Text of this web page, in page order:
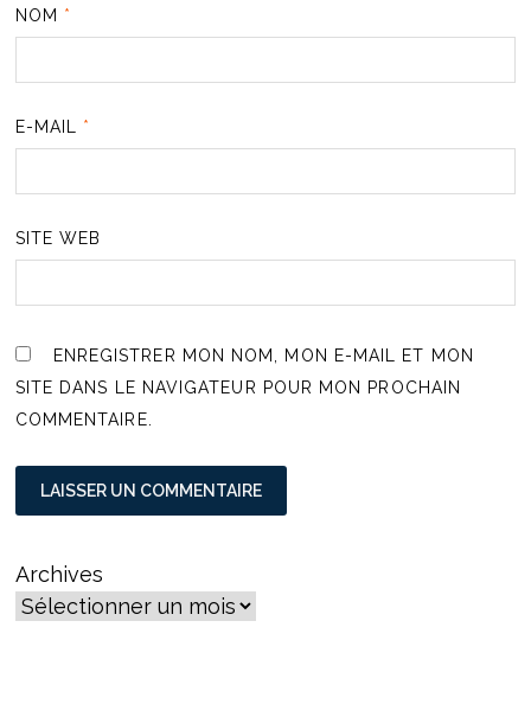
NOM *
E-MAIL *
SITE WEB
ENREGISTRER MON NOM, MON E-MAIL ET MON
SITE DANS LE NAVIGATEUR POUR MON PROCHAIN
COMMENTAIRE.
Archives